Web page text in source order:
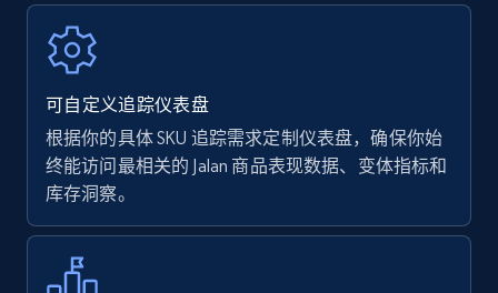
Walmart - products
Specifications, Image urls, Top reviews, and
more.
5.6K+
可自定义追踪仪表盘
根据你的具体 SKU 追踪需求定制仪表盘，确保你始
终能访问最相关的 Jalan 商品表现数据、变体指标和
库存洞察。